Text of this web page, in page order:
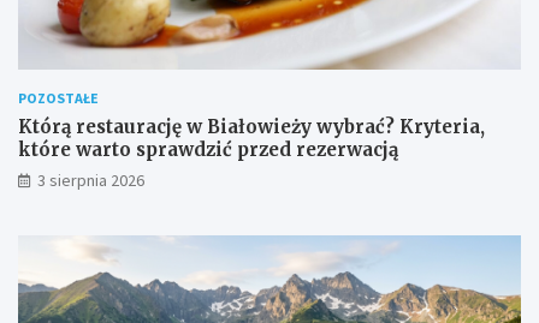
POZOSTAŁE
Którą restaurację w Białowieży wybrać? Kryteria,
które warto sprawdzić przed rezerwacją
3 sierpnia 2026